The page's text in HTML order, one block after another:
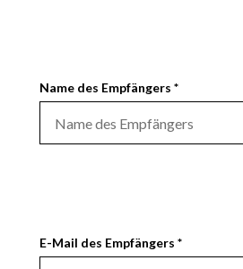
Name des Empfängers *
E-Mail des Empfängers *